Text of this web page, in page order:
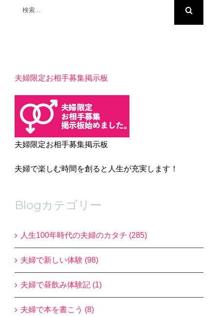
夫婦限定お相手募集掲示板
夫婦限定お相手募集掲示板
夫婦で楽しむ時間を創ると人生が充実します！
Blogカテゴリー
人生100年時代の夫婦のカタチ (285)
夫婦で新しい体験 (98)
夫婦で昼飲み体験記 (1)
夫婦で本を書こう (8)